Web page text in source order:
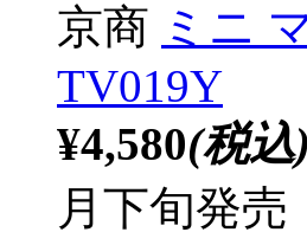
京商 ミニ
TV019Y
¥4,580(税込)
月下旬発売